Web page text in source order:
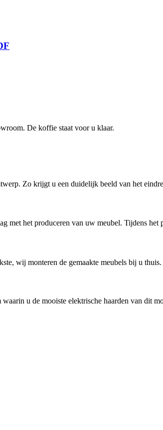
De koffie staat voor u klaar.
Zo krijgt u een duidelijk beeld van het
met het produceren van uw meubel. Tijdens
wij monteren de gemaakte meubels bij u
u de mooiste elektrische haarden van dit